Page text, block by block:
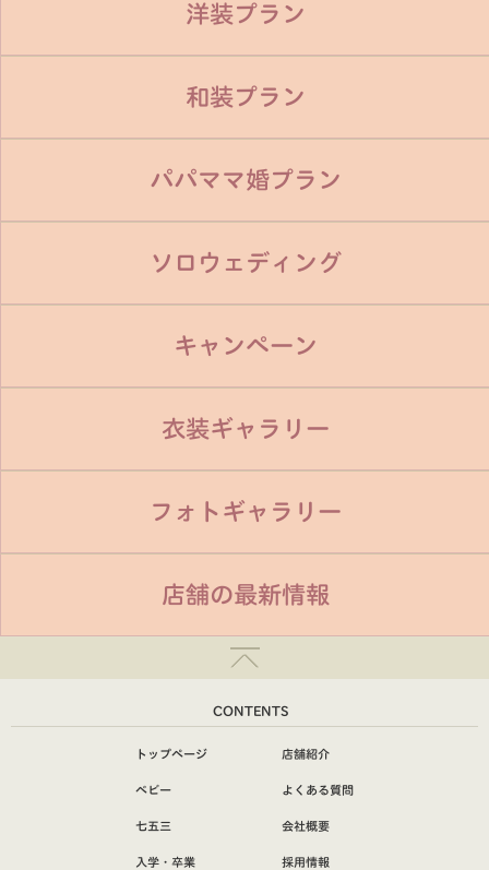
洋装プラン
和装プラン
パパママ婚プラン
ソロウェディング
キャンペーン
衣装ギャラリー
フォトギャラリー
店舗の最新情報
CONTENTS
トップページ
ベビー
七五三
入学・卒業
店舗紹介
よくある質問
会社概要
採用情報